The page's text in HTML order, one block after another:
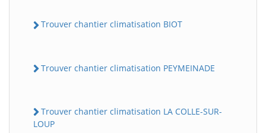
Trouver chantier climatisation BIOT
Trouver chantier climatisation PEYMEINADE
Trouver chantier climatisation LA COLLE-SUR-
LOUP